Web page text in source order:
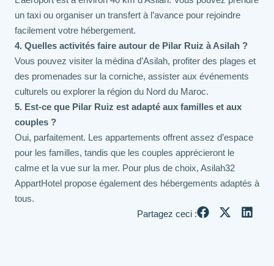
un taxi ou organiser un transfert à l’avance pour rejoindre
facilement votre hébergement.
4. Quelles activités faire autour de Pilar Ruiz à Asilah ?
Vous pouvez visiter la médina d’Asilah, profiter des plages et
des promenades sur la corniche, assister aux événements
culturels ou explorer la région du Nord du Maroc.
5. Est-ce que Pilar Ruiz est adapté aux familles et aux
couples ?
Oui, parfaitement. Les appartements offrent assez d’espace
pour les familles, tandis que les couples apprécieront le
calme et la vue sur la mer. Pour plus de choix, Asilah32
AppartHotel propose également des hébergements adaptés à
tous.
Partagez ceci :